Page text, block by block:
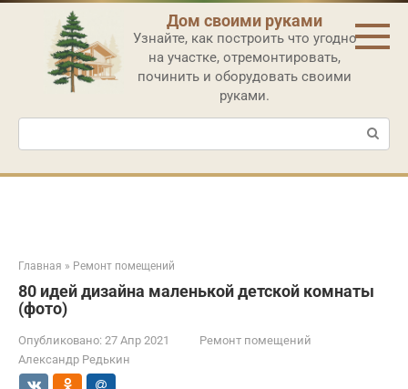
Перейти
контенту
Дом своими руками
Узнайте, как построить что угодно
на участке, отремонтировать,
починить и оборудовать своими
руками.
Поиск:
Главная » Ремонт помещений
80 идей дизайна маленькой детской комнаты
(фото)
Опубликовано: 27 Апр 2021
Ремонт помещений
Александр Редькин